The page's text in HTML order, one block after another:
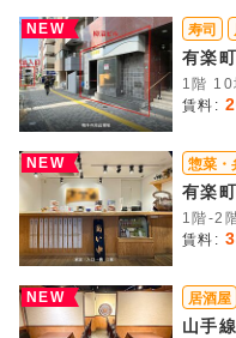
NEW 寿司
有楽
1
賃料:
NEW 惣菜・
有楽
賃料:
NEW 居酒屋
山手